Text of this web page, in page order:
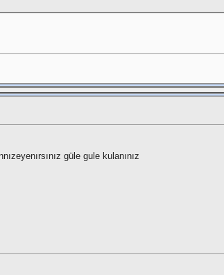
güle gule kulanınız